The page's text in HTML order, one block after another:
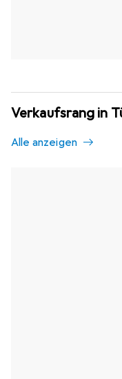
Verkaufsrang in
Alle anzeigen